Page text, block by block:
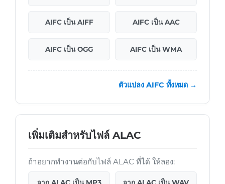
AIFC เป็น AIFF AIFC เป็น AAC
AIFC เป็น OGG AIFC เป็น WMA
ตัวแปลง AIFC ทั้งหมด →
เพิ่มเติมสำหรับไฟล์ ALAC
ถ้าอยากทำงานต่อกับไฟล์ ALAC ที่ได้ ให้ลอง: